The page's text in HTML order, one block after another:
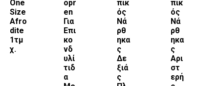
One
Size
Afro
dite
1τμ
χ.
opr
en
Για
Επι
κο
νδ
υλί
τιδ
α
πικ
ός
Νά
ρθ
ηκα
ς
Δε
ξιά
ς
πικ
ός
Νά
ρθ
ηκα
ς
Αρι
στ
ερή